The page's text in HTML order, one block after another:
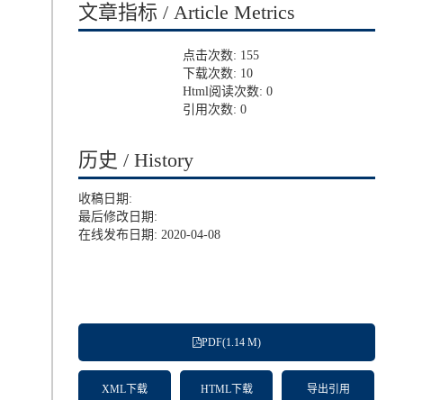
文章指标 / Article Metrics
点击次数: 155
下载次数: 10
Html阅读次数: 0
引用次数: 0
历史 / History
收稿日期:
最后修改日期:
在线发布日期: 2020-04-08
PDF(1.14 M)
XML下载 HTML下载 导出引用